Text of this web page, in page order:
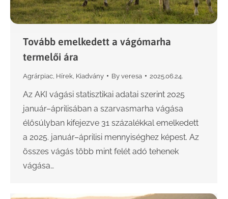
Tovább emelkedett a vágómarha
termelői ára
Agrárpiac Hírek Kiadvány By veresa 2025.06.24.
Az AKI vágási statisztikai adatai szerint 2025
január–áprilisában a szarvasmarha vágása
élősúlyban kifejezve 31 százalékkal emelkedett
a 2025. január–áprilisi mennyiséghez képest. Az
összes vágás több mint felét adó tehenek
vágása…